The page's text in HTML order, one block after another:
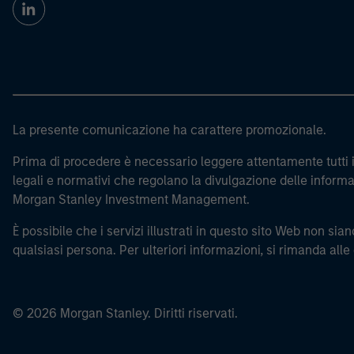
La presente comunicazione ha carattere promozionale.
Prima di procedere è necessario leggere attentamente
legali e normativi che regolano la divulgazione delle
Morgan Stanley Investment Management.
È possibile che i servizi illustrati in questo sito Web non
qualsiasi persona. Per ulteriori informazioni, si rimanda alle
© 2026 Morgan Stanley. Diritti riservati.